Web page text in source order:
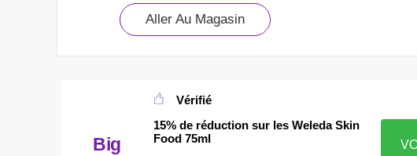
Aller Au Magasin
Big
Vérifié
15% de réduction sur les Weleda Skin
Food 75ml